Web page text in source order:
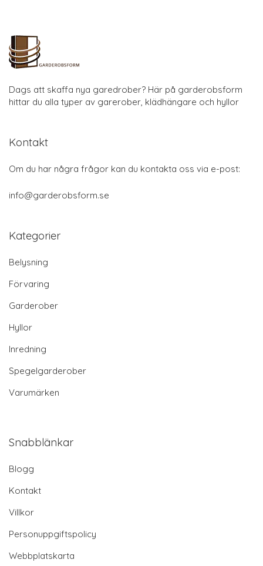
Dags att skaffa nya garedrober? Här på garderobsform
hittar du alla typer av garerober, klädhängare och hyllor
Kontakt
Om du har några frågor kan du kontakta oss via e-post:
info@garderobsform.se
Kategorier
Belysning
Förvaring
Garderober
Hyllor
Inredning
Spegelgarderober
Varumärken
Snabblänkar
Blogg
Kontakt
Villkor
Personuppgiftspolicy
Webbplatskarta